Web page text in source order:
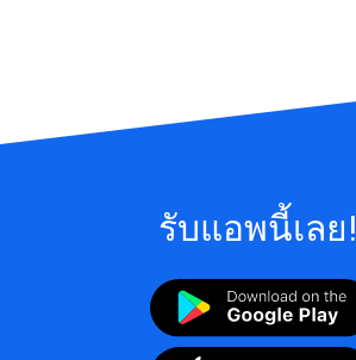
รับแอพนี้เลย!